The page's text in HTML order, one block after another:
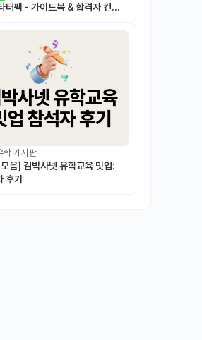
터팩 - 가이드북 & 합격자 컨택
학 게시판
음] 김박사넷 유학교육 밋업:
후기